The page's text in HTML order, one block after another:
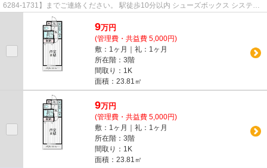
6284-1731】までご連絡ください。 駅徒歩10分以内 シューズボックス システム
キッチン エレベーター 2沿線...
9万円
(管理費・共益費 5,000円)
敷：1ヶ月｜礼：1ヶ月
所在階：3階
間取り：1K
面積：23.81㎡
9万円
(管理費・共益費 5,000円)
敷：1ヶ月｜礼：1ヶ月
所在階：3階
間取り：1K
面積：23.81㎡